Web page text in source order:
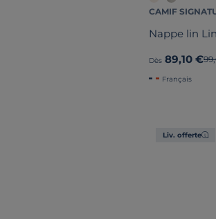
CAMIF
Nappe lin
Dès 89,10 €
Français
Liv. offerte